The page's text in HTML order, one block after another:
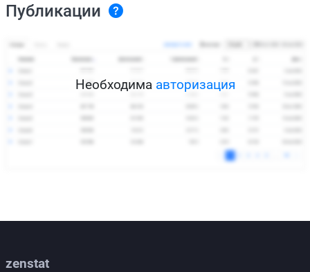
Публикации
Необходима авторизация
zenstat